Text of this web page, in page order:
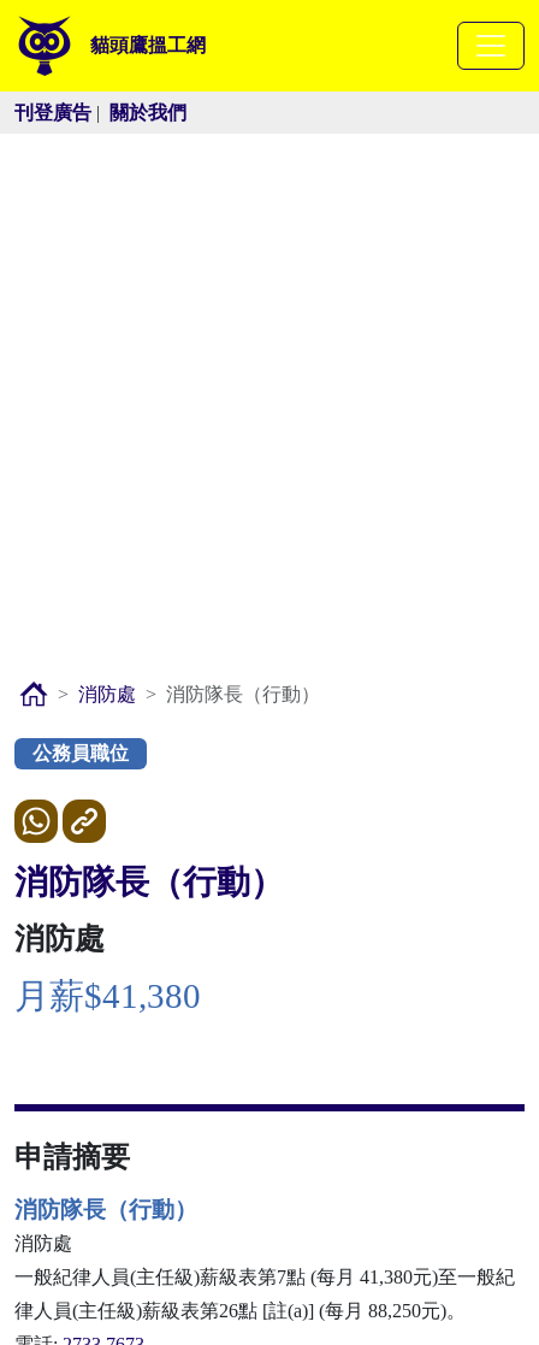
貓頭鷹搵工網
刊登廣告 | 關於我們
消防處 消防隊長（行動）
公務員職位
消防隊長（行動）
消防處
月薪$41,380
申請摘要
消防隊長（行動）
消防處
一般紀律人員(主任級)薪級表第7點 (每月 41,380元)至一般紀
律人員(主任級)薪級表第26點 [註(a)] (每月 88,250元)。